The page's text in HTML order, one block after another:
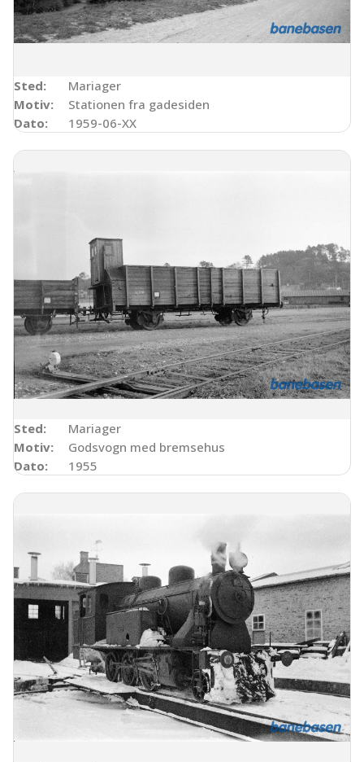
Sted:
Mariager
Motiv:
Stationen fra gadesiden
Dato:
1959-06-XX
Sted:
Mariager
Motiv:
Godsvogn med bremsehus
Dato:
1955